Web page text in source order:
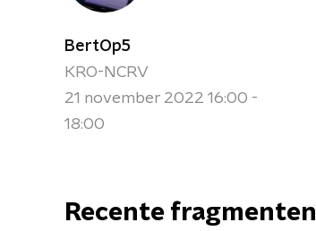
BertOp5
KRO-NCRV
21 november 2022 16:00 -
18:00
Recente fragmenten